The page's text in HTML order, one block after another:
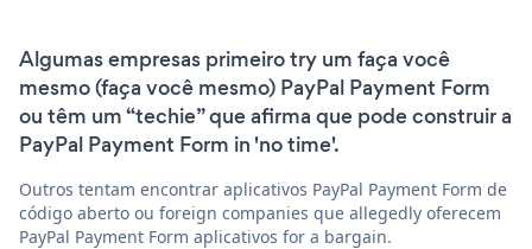
Algumas empresas primeiro try um faça você
mesmo (faça você mesmo) PayPal Payment Form
ou têm um “techie” que afirma que pode construir a
PayPal Payment Form in 'no time'.
Outros tentam encontrar aplicativos PayPal Payment Form de
código aberto ou foreign companies que allegedly oferecem
PayPal Payment Form aplicativos for a bargain.